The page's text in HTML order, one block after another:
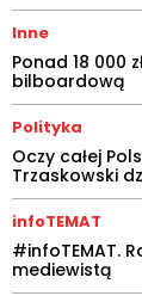
Inne
Ponad 18 000
bilboardową
Polityka
Oczy całej
Trzaskowski
infoTEMAT
#infoTEMAT.
mediewistą